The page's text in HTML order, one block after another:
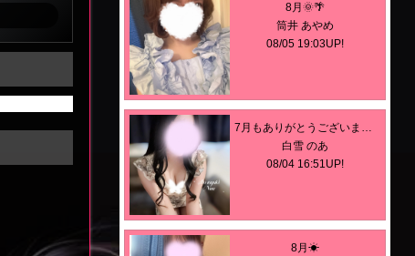
8月🌞🌴
筒井 あやめ
08/05 19:03UP!
7月もありがとうございました𖧷 ⁺.
白雪 のあ
08/04 16:51UP!
8月☀︎